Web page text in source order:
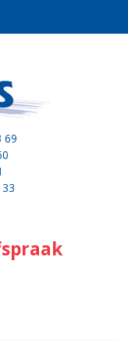
69